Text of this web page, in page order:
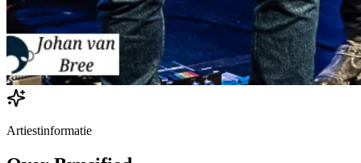
Artiestinformatie